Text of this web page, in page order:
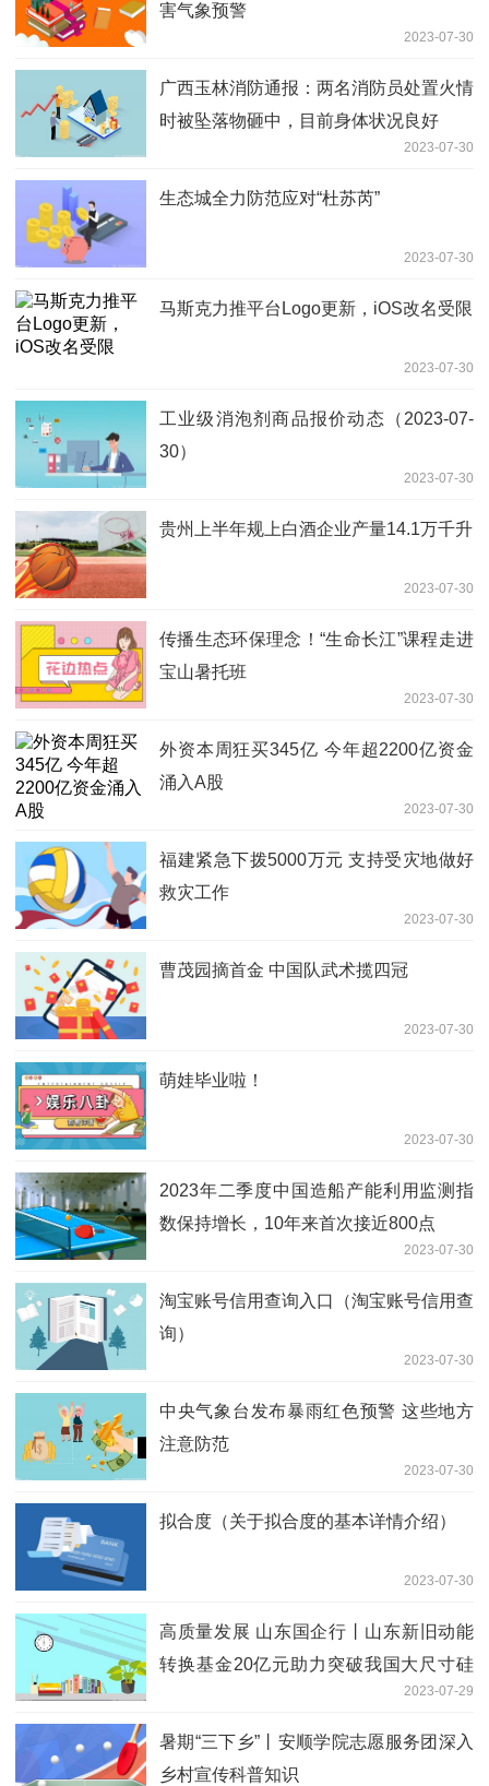
害气象预警
2023-07-30
广西玉林消防通报：两名消防员处置火情
时被坠落物砸中，目前身体状况良好
2023-07-30
生态城全力防范应对“杜苏芮”
2023-07-30
马斯克力推平台Logo更新，iOS改名受限
2023-07-30
工业级消泡剂商品报价动态（2023-07-
30）
2023-07-30
贵州上半年规上白酒企业产量14.1万千升
2023-07-30
传播生态环保理念！“生命长江”课程走进
宝山暑托班
2023-07-30
外资本周狂买345亿 今年超2200亿资金
涌入A股
2023-07-30
福建紧急下拨5000万元 支持受灾地做好
救灾工作
2023-07-30
曹茂园摘首金 中国队武术揽四冠
2023-07-30
萌娃毕业啦！
2023-07-30
2023年二季度中国造船产能利用监测指
数保持增长，10年来首次接近800点
2023-07-30
淘宝账号信用查询入口（淘宝账号信用查
询）
2023-07-30
中央气象台发布暴雨红色预警 这些地方
注意防范
2023-07-30
拟合度（关于拟合度的基本详情介绍）
2023-07-30
高质量发展 山东国企行丨山东新旧动能
转换基金20亿元助力突破我国大尺寸硅
2023-07-29
暑期“三下乡”丨安顺学院志愿服务团深入
乡村宣传科普知识